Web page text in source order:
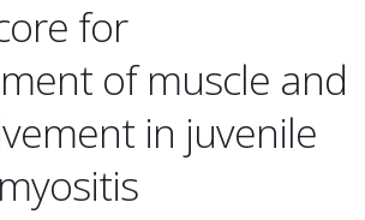
for
of muscle and
in juvenile